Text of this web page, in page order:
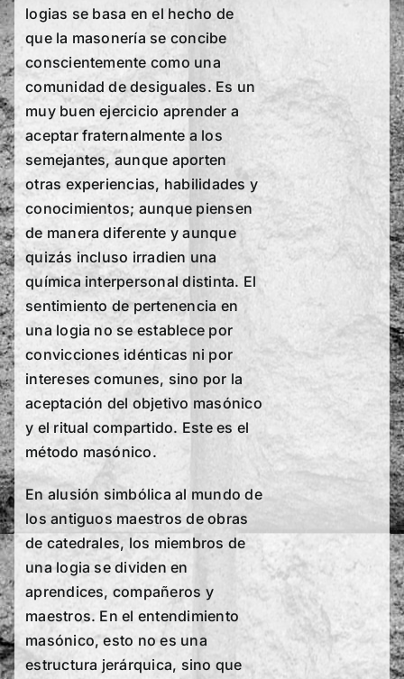
logias se basa en el hecho de
que la masonería se concibe
conscientemente como una
comunidad de desiguales. Es un
muy buen ejercicio aprender a
aceptar fraternalmente a los
semejantes, aunque aporten
otras experiencias, habilidades y
conocimientos; aunque piensen
de manera diferente y aunque
quizás incluso irradien una
química interpersonal distinta. El
sentimiento de pertenencia en
una logia no se establece por
convicciones idénticas ni por
intereses comunes, sino por la
aceptación del objetivo masónico
y el ritual compartido. Este es el
método masónico.
En alusión simbólica al mundo de
los antiguos maestros de obras
de catedrales, los miembros de
una logia se dividen en
aprendices, compañeros y
maestros. En el entendimiento
masónico, esto no es una
estructura jerárquica, sino que